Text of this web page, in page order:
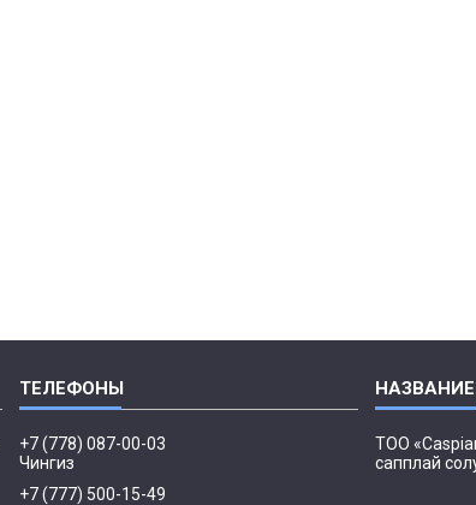
+7 (778) 087-00-03
Чингиз
+7 (777) 500-15-49
ТОО
сапплай